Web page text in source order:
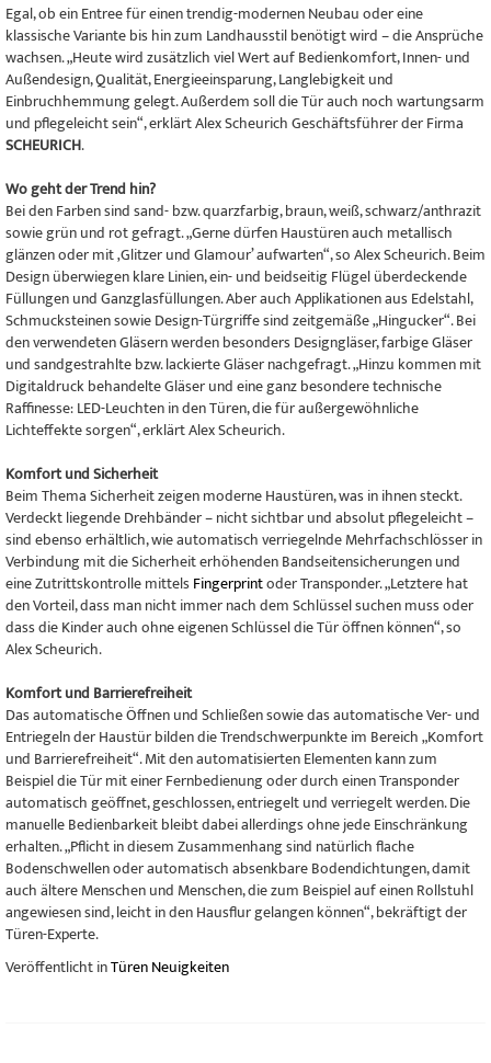
Egal, ob ein Entree für einen trendig-modernen Neubau oder eine
klassische Variante bis hin zum Landhausstil benötigt wird – die Ansprüche
wachsen. „Heute wird zusätzlich viel Wert auf Bedienkomfort, Innen- und
Außendesign, Qualität, Energieeinsparung, Langlebigkeit und
Einbruchhemmung gelegt. Außerdem soll die Tür auch noch wartungsarm
und pflegeleicht sein“, erklärt Alex Scheurich Geschäftsführer der Firma
SCHEURICH.
Wo geht der Trend hin?
Bei den Farben sind sand- bzw. quarzfarbig, braun, weiß, schwarz/anthrazit
sowie grün und rot gefragt. „Gerne dürfen Haustüren auch metallisch
glänzen oder mit ‚Glitzer und Glamour’ aufwarten“, so Alex Scheurich. Beim
Design überwiegen klare Linien, ein- und beidseitig Flügel überdeckende
Füllungen und Ganzglasfüllungen. Aber auch Applikationen aus Edelstahl,
Schmucksteinen sowie Design-Türgriffe sind zeitgemäße „Hingucker“. Bei
den verwendeten Gläsern werden besonders Designgläser, farbige Gläser
und sandgestrahlte bzw. lackierte Gläser nachgefragt. „Hinzu kommen mit
Digitaldruck behandelte Gläser und eine ganz besondere technische
Raffinesse: LED-Leuchten in den Türen, die für außergewöhnliche
Lichteffekte sorgen“, erklärt Alex Scheurich.
Komfort und Sicherheit
Beim Thema Sicherheit zeigen moderne Haustüren, was in ihnen steckt.
Verdeckt liegende Drehbänder – nicht sichtbar und absolut pflegeleicht –
sind ebenso erhältlich, wie automatisch verriegelnde Mehrfachschlösser in
Verbindung mit die Sicherheit erhöhenden Bandseitensicherungen und
eine Zutrittskontrolle mittelsFingerprintoder Transponder. „Letztere hat
den Vorteil, dass man nicht immer nach dem Schlüssel suchen muss oder
dass die Kinder auch ohne eigenen Schlüssel die Tür öffnen können“, so
Alex Scheurich.
Komfort und Barrierefreiheit
Das automatische Öffnen und Schließen sowie das automatische Ver- und
Entriegeln der Haustür bilden die Trendschwerpunkte im Bereich „Komfort
und Barrierefreiheit“. Mit den automatisierten Elementen kann zum
Beispiel die Tür mit einer Fernbedienung oder durch einen Transponder
automatisch geöffnet, geschlossen, entriegelt und verriegelt werden. Die
manuelle Bedienbarkeit bleibt dabei allerdings ohne jede Einschränkung
erhalten. „Pflicht in diesem Zusammenhang sind natürlich flache
Bodenschwellen oder automatisch absenkbare Bodendichtungen, damit
auch ältere Menschen und Menschen, die zum Beispiel auf einen Rollstuhl
angewiesen sind, leicht in den Hausflur gelangen können“, bekräftigt der
Türen-Experte.
Veröffentlicht inTüren Neuigkeiten